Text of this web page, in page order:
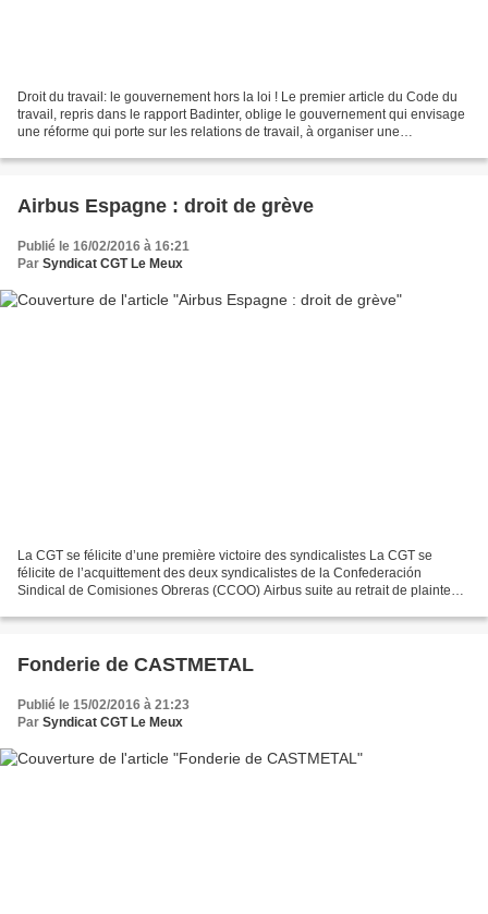
Droit du travail: le gouvernement hors la loi ! Le premier article du Code du
travail, repris dans le rapport Badinter, oblige le gouvernement qui envisage
une réforme qui porte sur les relations de travail, à organiser une
Airbus Espagne : droit de grève
Publié le 16/02/2016 à 16:21
Par Syndicat CGT Le Meux
La CGT se félicite d’une première victoire des syndicalistes La CGT se
félicite de l’acquittement des deux syndicalistes de la Confederación
Sindical de Comisiones Obreras (CCOO) Airbus suite au retrait de plainte
Fonderie de CASTMETAL
Publié le 15/02/2016 à 21:23
Par Syndicat CGT Le Meux